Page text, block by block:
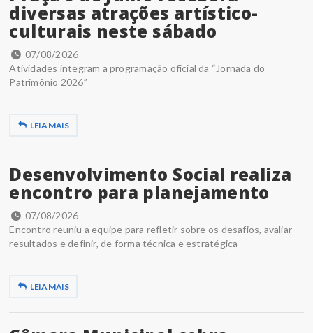
diversas atrações artístico-
culturais neste sábado
07/08/2026
Atividades integram a programação oficial da “Jornada do
Patrimônio 2026”
LEIA MAIS
Desenvolvimento Social realiza
encontro para planejamento
07/08/2026
Encontro reuniu a equipe para refletir sobre os desafios, avaliar
resultados e definir, de forma técnica e estratégica
LEIA MAIS